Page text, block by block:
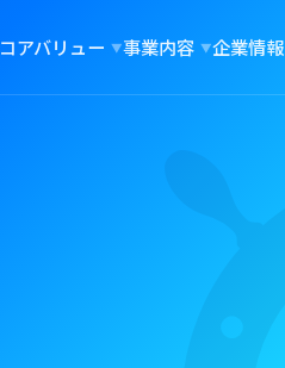
コアバリュー 事業内容 企業情報